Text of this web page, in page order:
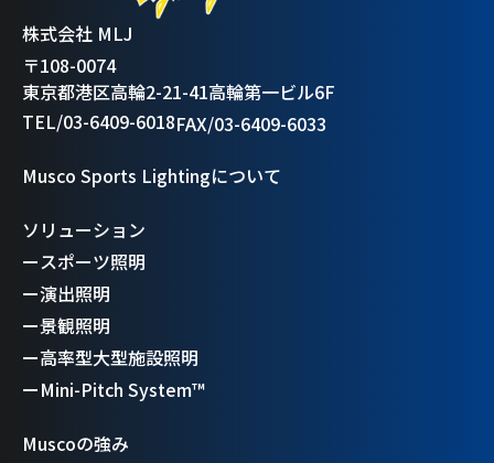
株式会社 MLJ
〒108-0074
東京都港区高輪2-21-41高輪第一ビル6F
TEL/03-6409-6018FAX/03-6409-6033
Musco Sports Lightingについて
ソリューション
ースポーツ照明
ー演出照明
ー景観照明
ー高率型大型施設照明
ーMini-Pitch System™
Muscoの強み